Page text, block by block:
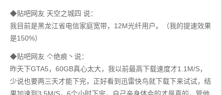
◆贴吧网友 天空之城四 说：
我目前是黑龙江省电信家庭宽带，12M光纤用户。（我的提速效果
是150%）
◆贴吧网友 亽绝痕丶说：
昨天下GTA5，60GB真心太大，我以前最高下载速度才1.1M/S，
少说也要两三天才能下完，正好看到迅雷快鸟就下载下来试试，结